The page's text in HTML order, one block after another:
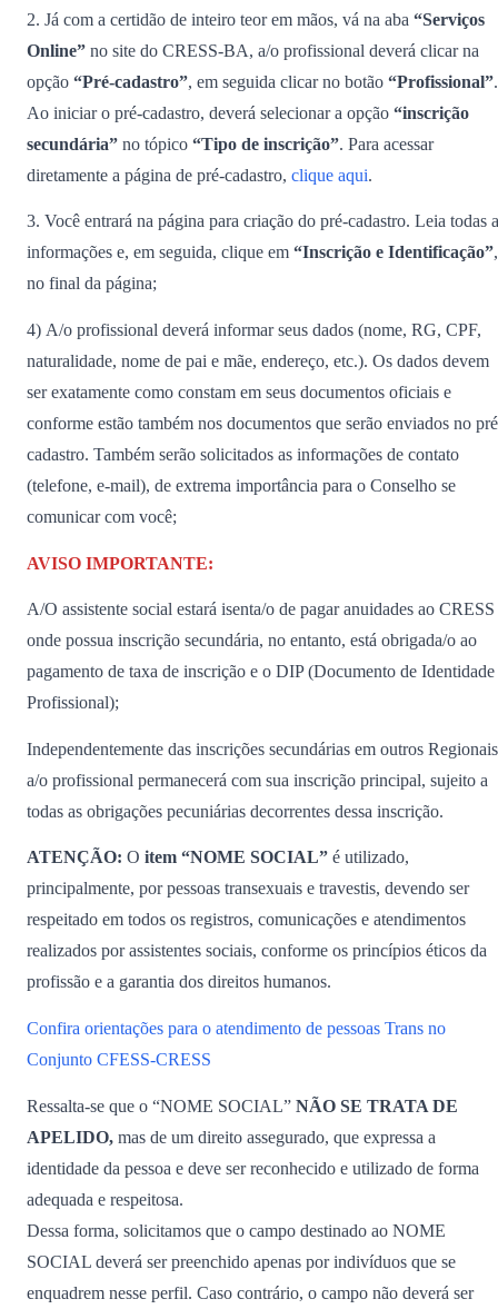
2. Já com a certidão de inteiro teor em mãos, vá na aba “Serviços
Online” no site do CRESS-BA, a/o profissional deverá clicar na
opção “Pré-cadastro”, em seguida clicar no botão “Profissional”.
Ao iniciar o pré-cadastro, deverá selecionar a opção “inscrição
secundária” no tópico “Tipo de inscrição”. Para acessar
diretamente a página de pré-cadastro, clique aqui.
3. Você entrará na página para criação do pré-cadastro. Leia todas
informações e, em seguida, clique em “Inscrição e Identificação”,
no final da página;
4) A/o profissional deverá informar seus dados (nome, RG, CPF,
naturalidade, nome de pai e mãe, endereço, etc.). Os dados devem
ser exatamente como constam em seus documentos oficiais e
conforme estão também nos documentos que serão enviados no
cadastro. Também serão solicitados as informações de contato
(telefone, e-mail), de extrema importância para o Conselho se
comunicar com você;
AVISO IMPORTANTE:
A/O assistente social estará isenta/o de pagar anuidades ao CRESS
onde possua inscrição secundária, no entanto, está obrigada/o ao
pagamento de taxa de inscrição e o DIP (Documento de Identidade
Profissional);
Independentemente das inscrições secundárias em outros
a/o profissional permanecerá com sua inscrição principal, sujeito a
todas as obrigações pecuniárias decorrentes dessa inscrição.
ATENÇÃO: O item “NOME SOCIAL” é utilizado,
principalmente, por pessoas transexuais e travestis, devendo ser
respeitado em todos os registros, comunicações e atendimentos
realizados por assistentes sociais, conforme os princípios éticos da
profissão e a garantia dos direitos humanos.
Confira orientações para o atendimento de pessoas Trans no
Conjunto CFESS-CRESS
Ressalta-se que o “NOME SOCIAL” NÃO SE TRATA DE
APELIDO, mas de um direito assegurado, que expressa a
identidade da pessoa e deve ser reconhecido e utilizado de forma
adequada e respeitosa.
Dessa forma, solicitamos que o campo destinado ao NOME
SOCIAL deverá ser preenchido apenas por indivíduos que se
enquadrem nesse perfil. Caso contrário, o campo não deverá ser